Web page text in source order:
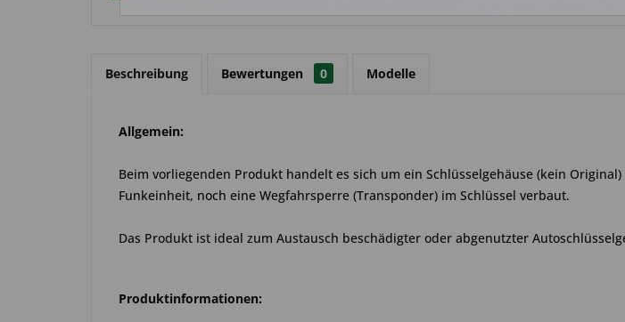
Beschreibung Bewertungen 0 Modelle
Allgemein:
Beim vorliegenden Produkt handelt es sich um ein Schlüsselgehäuse (kein
Funkeinheit, noch eine Wegfahrsperre (Transponder) im Schlüssel verbaut.
Das Produkt ist ideal zum Austausch beschädigter oder abgenutzter
Produktinformationen: